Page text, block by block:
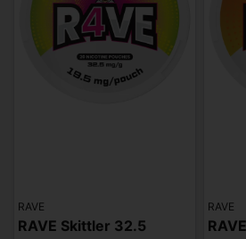
RAVE
RAVE Skittler 32.5
RAVE